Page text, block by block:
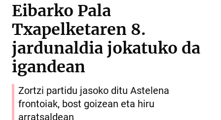
Eibarko Pala
Txapelketaren 8.
jardunaldia jokatuko da
igandean
Zortzi partidu jasoko ditu Astelena
frontoiak, bost goizean eta hiru
arratsaldean